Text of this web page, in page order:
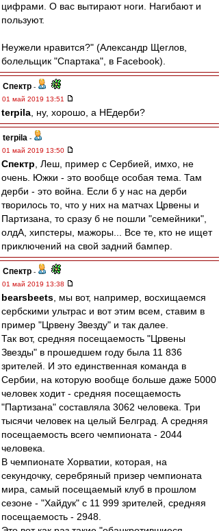
цифрами. О вас вытирают ноги. Нагибают и
пользуют.
Неужели нравится?" (Александр Щеглов,
болельщик "Спартака", в Facebook).
Спектр -
01 май 2019 13:51
terpila , ну, хорошо, а НЕдерби?
terpila -
01 май 2019 13:50
Спектр , Леш, пример с Сербией, имхо, не
очень. Южки - это вообще особая тема. Там
дерби - это война. Если б у нас на дерби
творилось то, что у них на матчах Црвены и
Партизана, то сразу б не пошли "семейники",
олдА, хипстеры, мажоры... Все те, кто не ищет
приключений на свой задний бампер.
Спектр -
01 май 2019 13:38
bearsbeets , мы вот, например, восхищаемся
сербскими ультрас и вот этим всем, ставим в
пример "Црвену Звезду" и так далее.
Так вот, средняя посещаемость "Црвены
Звезды" в прошедшем году была 11 836
зрителей. И это единственная команда в
Сербии, на которую вообще больше даже 5000
человек ходит - средняя посещаемость
"Партизана" составляла 3062 человека. Три
тысячи человек на целый Белград. А средняя
посещаемость всего чемпионата - 2044
человека.
В чемпионате Хорватии, которая, на
секундочку, серебряный призер чемпионата
мира, самый посещаемый клуб в прошлом
сезоне - "Хайдук" с 11 999 зрителей, средняя
посещаемость - 2948.